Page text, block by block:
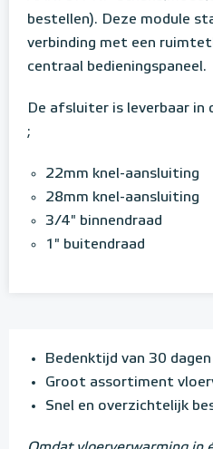
bestellen). Deze module
verbinding met een
centraal bedieningspaneel.
De afsluiter is leverbaar in
;
22mm knel-aansluiting
28mm knel-aansluiting
3/4" binnendraad
1" buitendraad
Bedenktijd van 30 dagen
Groot assortiment
Snel en overzichtelijk